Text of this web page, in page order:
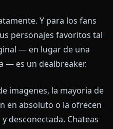
Y para los fans
personajes favoritos tal
— en lugar de una
— es un dealbreaker.
imagenes, la mayoria de
en absoluto o la ofrecen
desconectada. Chateas